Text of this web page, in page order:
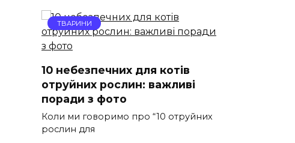
ТВАРИНИ
10 небезпечних для котів
отруйних рослин: важливі
поради з фото
Коли ми говоримо про “10 отруйних
рослин для